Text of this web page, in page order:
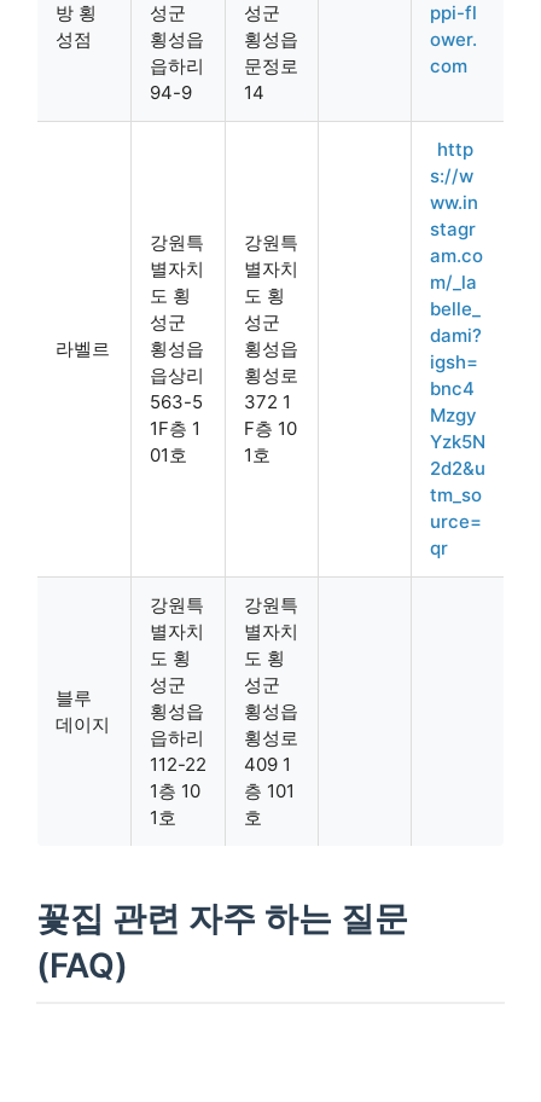
방 횡
성점
성군
횡성읍
읍하리
94-9
성군
횡성읍
문정로
14
ppi-fl
ower.
com
라벨르
강원특
별자치
도 횡
성군
횡성읍
읍상리
563-5
1F층 1
01호
강원특
별자치
도 횡
성군
횡성읍
횡성로
372 1
F층 10
1호
http
s://w
ww.in
stagr
am.co
m/_la
belle_
dami?
igsh=
bnc4
Mzgy
Yzk5N
2d2&u
tm_so
urce=
qr
블루
데이지
강원특
별자치
도 횡
성군
횡성읍
읍하리
112-22
1층 10
1호
강원특
별자치
도 횡
성군
횡성읍
횡성로
409 1
층 101
호
꽃집 관련 자주 하는 질문
(FAQ)